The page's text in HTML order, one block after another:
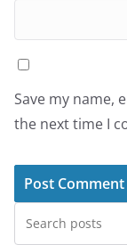
Save my name,
the next time I